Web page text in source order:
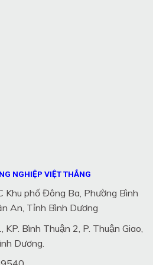
NGHIỆP VIỆT THẮNG
Khu phố Đông Ba, Phường Bình
An, Tỉnh Bình Dương
Bình Thuận 2, P. Thuận Giao,
Dương.